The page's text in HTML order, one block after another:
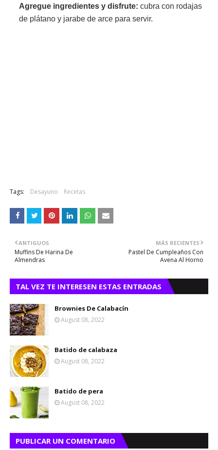
Agregue ingredientes y disfrute: cubra con rodajas
de plátano y jarabe de arce para servir.
Tags: Desayuno Recetas
MÁS RECIENTES
Pastel De Cumpleaños Con
Avena Al Horno
ANTIGUOS
Muffins De Harina De
Almendras
TAL VEZ TE INTERESEN ESTAS ENTRADAS
Brownies De Calabacín
August 08, 2022
Batido de calabaza
August 08, 2022
Batido de pera
August 08, 2022
PUBLICAR UN COMENTARIO